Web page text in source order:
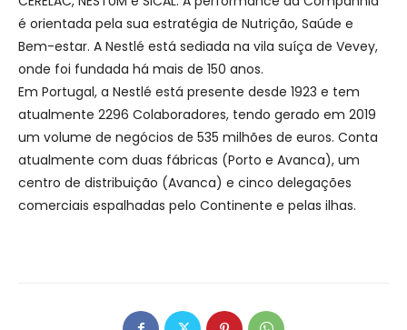
é orientada pela sua estratégia de Nutrição, Saúde e
Bem-estar. A Nestlé está sediada na vila suíça de Vevey,
onde foi fundada há mais de 150 anos.
Em Portugal, a Nestlé está presente desde 1923 e tem
atualmente 2296 Colaboradores, tendo gerado em 2019
um volume de negócios de 535 milhões de euros. Conta
atualmente com duas fábricas (Porto e Avanca), um
centro de distribuição (Avanca) e cinco delegações
comerciais espalhadas pelo Continente e pelas ilhas.